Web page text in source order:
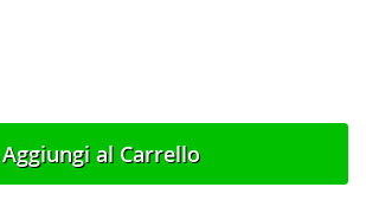
Aggiungi al Carrello